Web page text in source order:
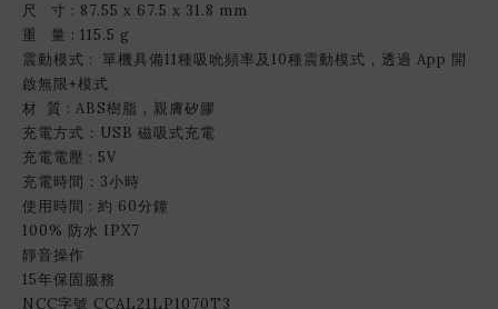
尺 寸 : 87.55 x 67.5 x 31.8 mm
重 量 : 115.5 g
震動模式 : 單機具備11種吸吮頻率及10種震動模式，透過 App 開
啟無限+模式
材 質 : ABS樹脂，親膚矽膠
充電方式：USB 磁吸式充電
充電電壓 : 5V
充電時間：3小時
使用時間 : 約 60分鐘
100% 防水 IPX7
靜音操作
15年保固服務
NCC字號 CCAL21LP1070T3